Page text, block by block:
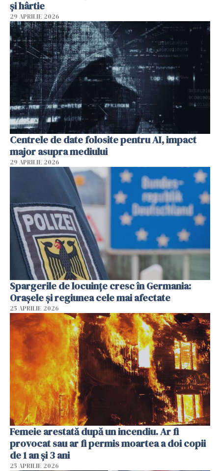
și hârtie
29 APRILIE 2026
Centrele de date folosite pentru AI, impact
major asupra mediului
29 APRILIE 2026
Spargerile de locuințe cresc în Germania:
Orașele și regiunea cele mai afectate
25 APRILIE 2026
Femeie arestată după un incendiu. Ar fi
provocat sau ar fi permis moartea a doi copii
de 1 an și 3 ani
25 APRILIE 2026